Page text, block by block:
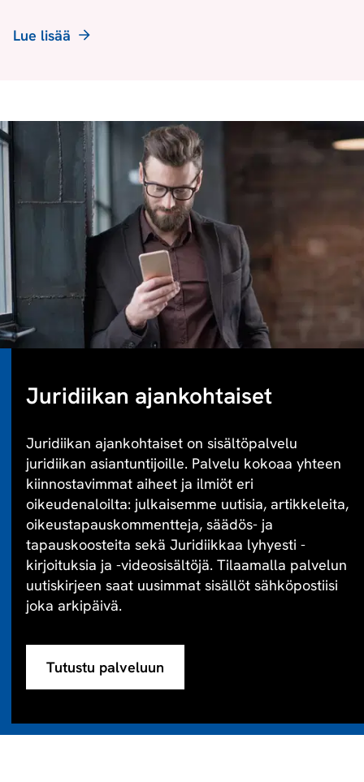
Lue lisää
Juridiikan ajankohtaiset
Juridiikan ajankohtaiset on sisältöpalvelu
juridiikan asiantuntijoille. Palvelu kokoaa yhteen
kiinnostavimmat aiheet ja ilmiöt eri
oikeudenaloilta: julkaisemme uutisia, artikkeleita,
oikeustapauskommentteja, säädös- ja
tapauskoosteita sekä Juridiikkaa lyhyesti -
kirjoituksia ja -videosisältöjä. Tilaamalla palvelun
uutiskirjeen saat uusimmat sisällöt sähköpostiisi
joka arkipäivä.
Tutustu palveluun